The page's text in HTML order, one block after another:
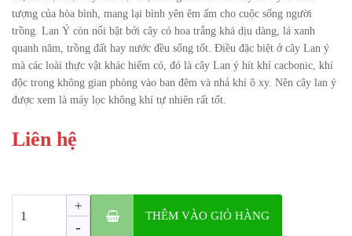
tượng của hòa bình, mang lại bình yên êm ấm cho cuộc sống người
trồng. Lan Ý còn nổi bật bởi cây có hoa trắng khá dịu dàng, lá xanh
quanh năm, trồng đất hay nước đều sống tốt. Điều đặc biệt ở cây Lan ý
mà các loài thực vật khác hiếm có, đó là cây Lan ý hít khí cacbonic, khí
độc trong không gian phòng vào ban đêm và nhả khí ô xy. Nên cây lan ý
được xem là máy lọc không khí tự nhiên rất tốt.
Liên hệ
-
+
THÊM VÀO GIỎ HÀNG